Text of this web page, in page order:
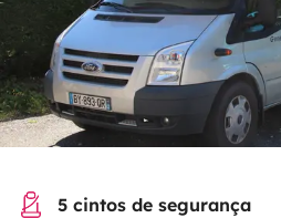
5 cintos de segurança